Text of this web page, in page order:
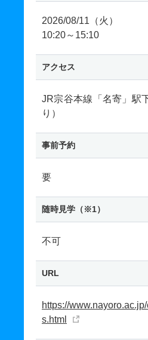
2026/08/11（火）
10:20～15:10
アクセス
JR宗谷本線「名寄」駅
り）
事前予約
要
随時見学（※1）
不可
URL
https://
s.html